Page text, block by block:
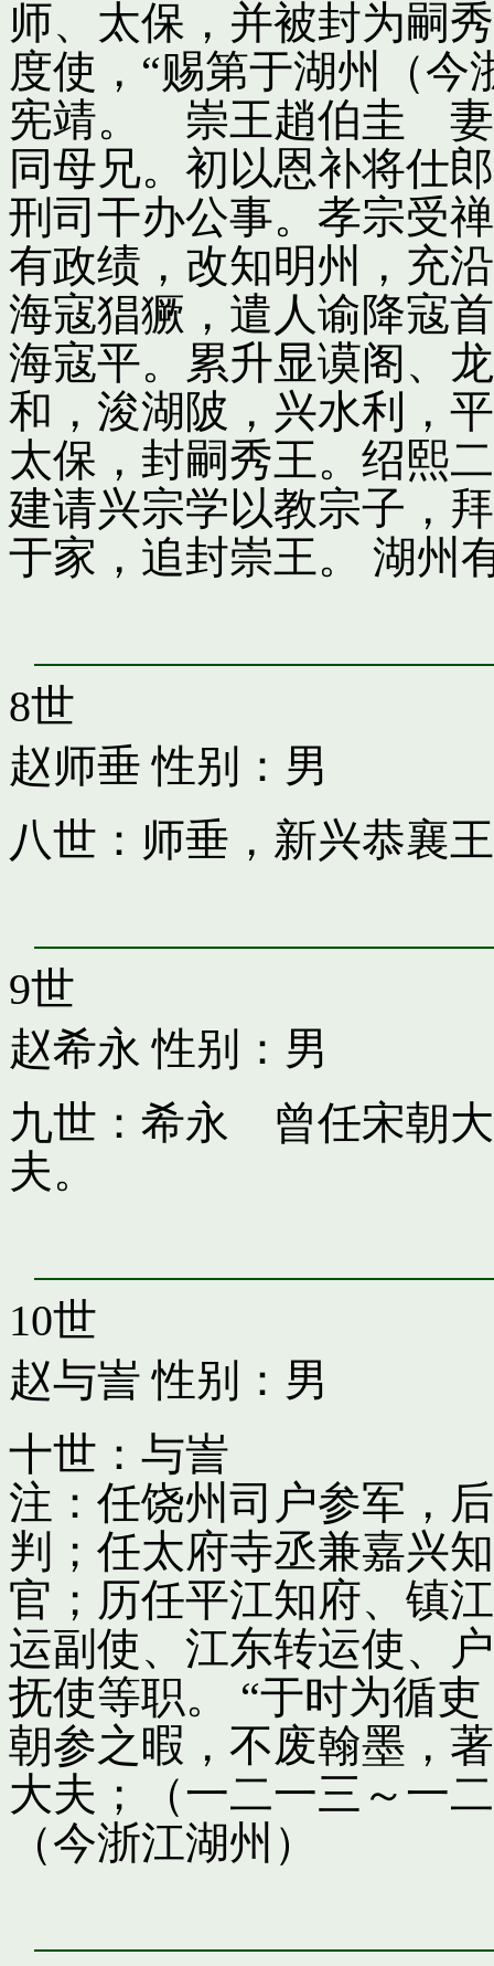
师、太保，并被封为嗣
度使，“赐第于湖州（今
宪靖。 崇王趙伯圭 妻
同母兄。初以恩补将仕
刑司干办公事。孝宗受
有政绩，改知明州，充
海寇猖獗，遣人谕降寇
海寇平。累升显谟阁、
和，浚湖陂，兴水利，
太保，封嗣秀王。绍熙
建请兴宗学以教宗子，
于家，追封崇王。 湖州
8世
赵师垂 性别：男
八世：师垂，新兴恭襄王
9世
赵希永 性别：男
九世：希永 曾任宋朝
夫。
10世
赵与訔 性别：男
十世：与訔
注：任饶州司户参军，
判；任太府寺丞兼嘉兴
官；历任平江知府、镇
运副使、江东转运使、
抚使等职。 “于时为循
朝参之暇，不废翰墨，
大夫；（一二一三～一
（今浙江湖州）